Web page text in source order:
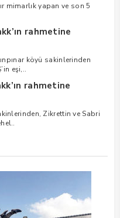
mimarlık yapan ve son 5
rahmetine
köyü sakinlerinden
eşi,..
rahmetine
Zikrettin ve Sabri